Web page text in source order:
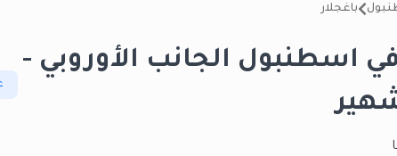
باغجلار
اسطنبول الجانب الأوروبي -